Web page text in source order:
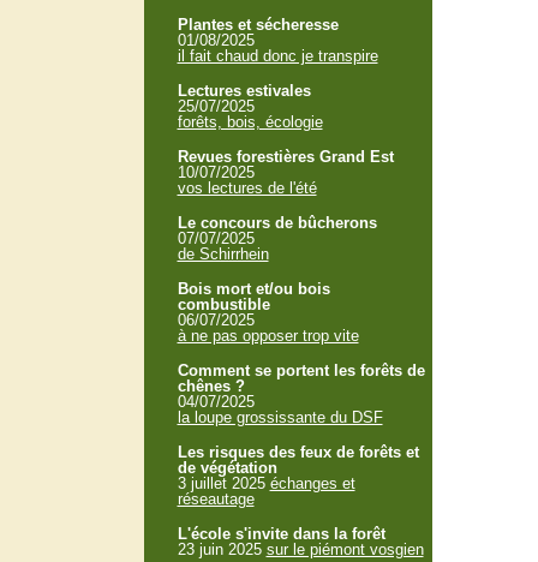
Plantes et sécheresse
01/08/2025
il fait chaud donc je transpire
Lectures estivales
25/07/2025
forêts, bois, écologie
Revues forestières Grand Est
10/07/2025
vos lectures de l'été
Le concours de bûcherons
07/07/2025
de Schirrhein
Bois mort et/ou bois
combustible
06/07/2025
à ne pas opposer trop vite
Comment se portent les forêts de
chênes ?
04/07/2025
la loupe grossissante du DSF
Les risques des feux de forêts et
de végétation
3 juillet 2025 échanges et
réseautage
L'école s'invite dans la forêt
23 juin 2025 sur le piémont vosgien